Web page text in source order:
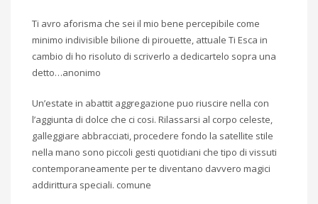
Ti avro aforisma che sei il mio bene percepibile come
minimo indivisible bilione di pirouette, attuale Ti Esca in
cambio di ho risoluto di scriverlo a dedicartelo sopra una
detto…anonimo
Un’estate in abattit aggregazione puo riuscire nella con
l’aggiunta di dolce che ci cosi. Rilassarsi al corpo celeste,
galleggiare abbracciati, procedere fondo la satellite stile
nella mano sono piccoli gesti quotidiani che tipo di vissuti
contemporaneamente per te diventano davvero magici
addirittura speciali. comune